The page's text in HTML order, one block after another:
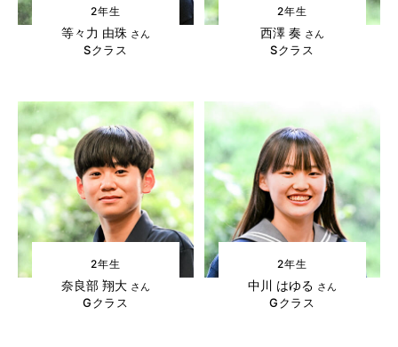
2年生
等々力 由珠 さん
Sクラス
2年生
西澤 奏 さん
Sクラス
2年生
奈良部 翔大 さん
Gクラス
2年生
中川 はゆる さん
Gクラス